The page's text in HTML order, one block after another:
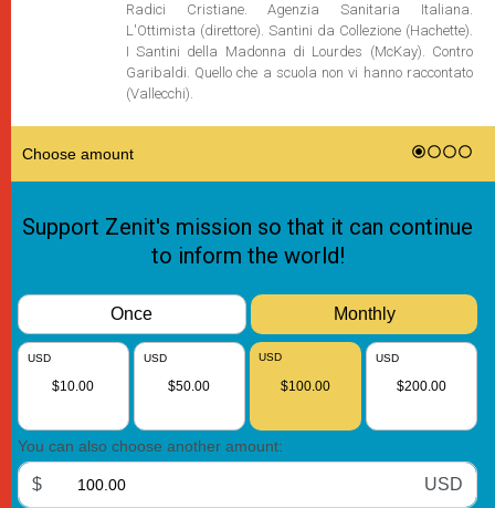
Radici Cristiane. Agenzia Sanitaria Italiana.
L'Ottimista (direttore). Santini da Collezione (Hachette).
I Santini della Madonna di Lourdes (McKay). Contro
Garibaldi. Quello che a scuola non vi hanno raccontato
(Vallecchi).